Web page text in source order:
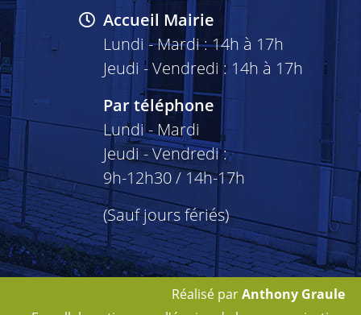
Accueil Mairie
Lundi - Mardi : 14h à 17h
Jeudi - Vendredi : 14h à 17h
Par téléphone
Lundi - Mardi
Jeudi - Vendredi :
9h-12h30 / 14h-17h
(Sauf jours fériés)
Réalisé parAnthony Graule